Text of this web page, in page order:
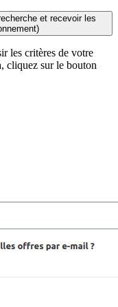
et recevoir les
les critères de votre
cliquez sur le bouton